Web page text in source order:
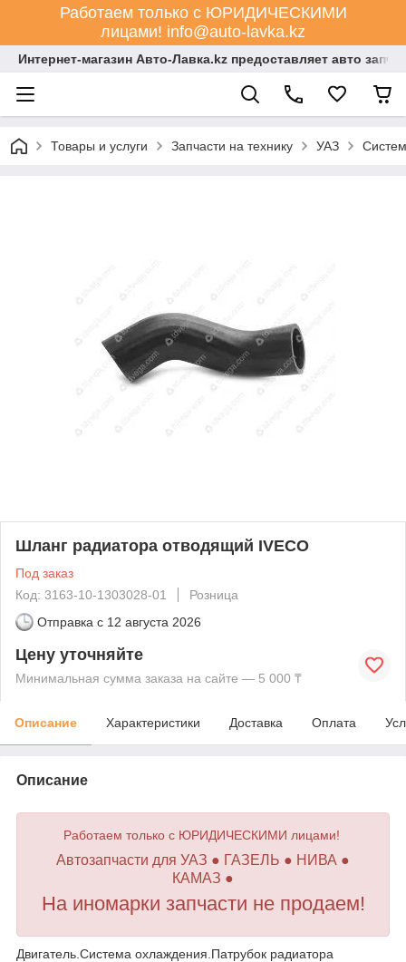
Работаем только с ЮРИДИЧЕСКИМИ
лицами! info@auto-lavka.kz
Интернет-магазин Авто-Лавка.kz предоставляет авто
Товары и услуги Запчасти на технику УАЗ
Шланг радиатора отводящий IVECO
Под заказ
Код: 3163-10-1303028-01
Розница
Отправка с 12 августа 2026
Цену уточняйте
Минимальная сумма заказа на сайте — 5 000 ₸
Описание Характеристики Доставка Оплата
Описание
Работаем только с ЮРИДИЧЕСКИМИ лицами!
Автозапчасти для УАЗ ● ГАЗЕЛЬ ● НИВА ●
КАМАЗ ●
На иномарки запчасти не продаем!
Двигатель.Система охлаждения.Патрубок радиатора